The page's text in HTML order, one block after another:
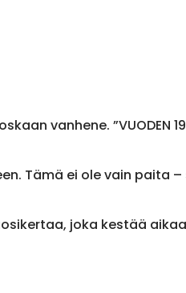
vanhene. ”VUODEN
Tämä ei ole vain paita –
joka kestää